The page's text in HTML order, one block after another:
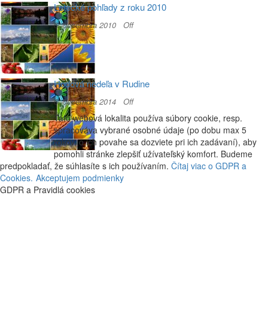
Letecké pohľady z roku 2010
6. decembra 2010 Off
Hodová nedeľa v Rudine
6. decembra 2014 Off
Táto webová lokalita používa súbory cookie, resp.
spracováva vybrané osobné údaje (po dobu max 5
rokov, o ich povahe sa dozviete pri ich zadávaní), aby
pomohli stránke zlepšiť užívateľský komfort. Budeme
predpokladať, že súhlasíte s ich používaním. Čítaj viac o GDPR a
Cookies. Akceptujem podmienky
GDPR a Pravidlá cookies